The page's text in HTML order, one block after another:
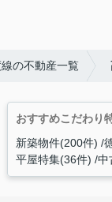
の不動産一覧
おすすめこだわり
新築物件(200件)
平屋特集(36件) 中